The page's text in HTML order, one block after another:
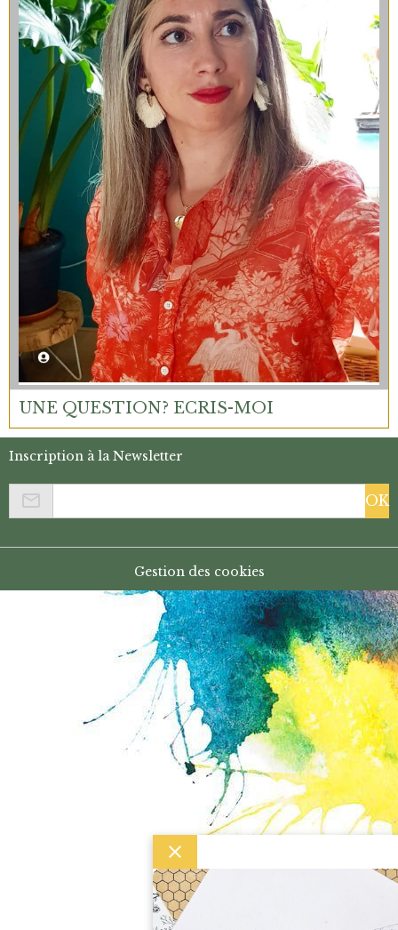
UNE QUESTION? ECRIS-MOI
Inscription à la Newsletter
OK
Gestion des cookies